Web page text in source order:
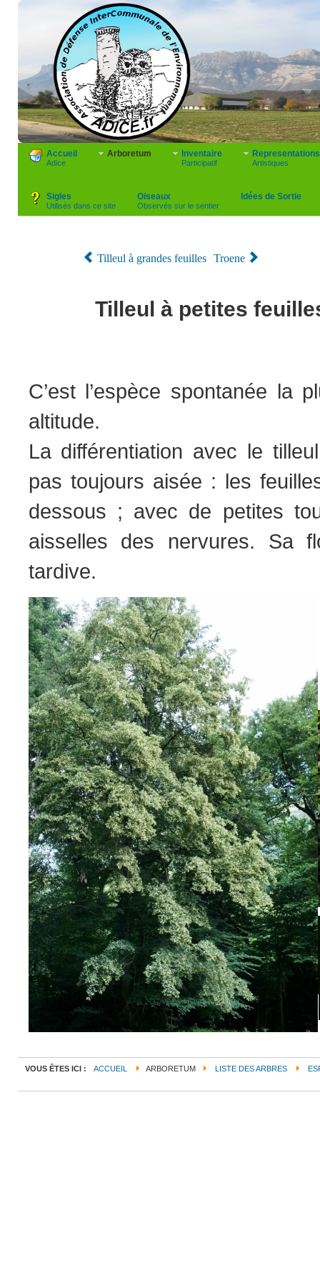
Accueil
Adice
Arboretum Inventaire
Participatif
Representations
Artistiques
Sigles
Utilisés dans ce site
Oiseaux
Observés sur le sentier
Idées de Sortie
Tilleul à grandes feuilles Troene
Tilleul à petites
C’est l’espèce spontanée la
altitude.
La différentiation avec le
pas toujours aisée : les
dessous ; avec de petites
aisselles des nervures. Sa
tardive.
VOUS ÊTES ICI : ACCUEIL ARBORETUM LISTE DES ARBRES